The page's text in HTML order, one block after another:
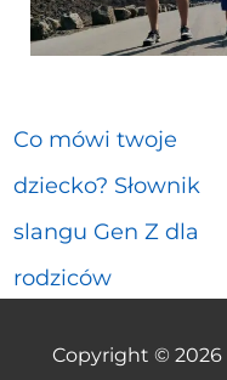
Co mówi twoje
dziecko? Słownik
slangu Gen Z dla
rodziców
Copyright © 2026